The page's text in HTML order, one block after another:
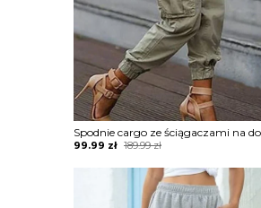
Spodnie cargo ze ściągaczami na
189.99zł
Original
99.99 zł
Current